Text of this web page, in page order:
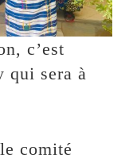
c’est
qui sera à
comité